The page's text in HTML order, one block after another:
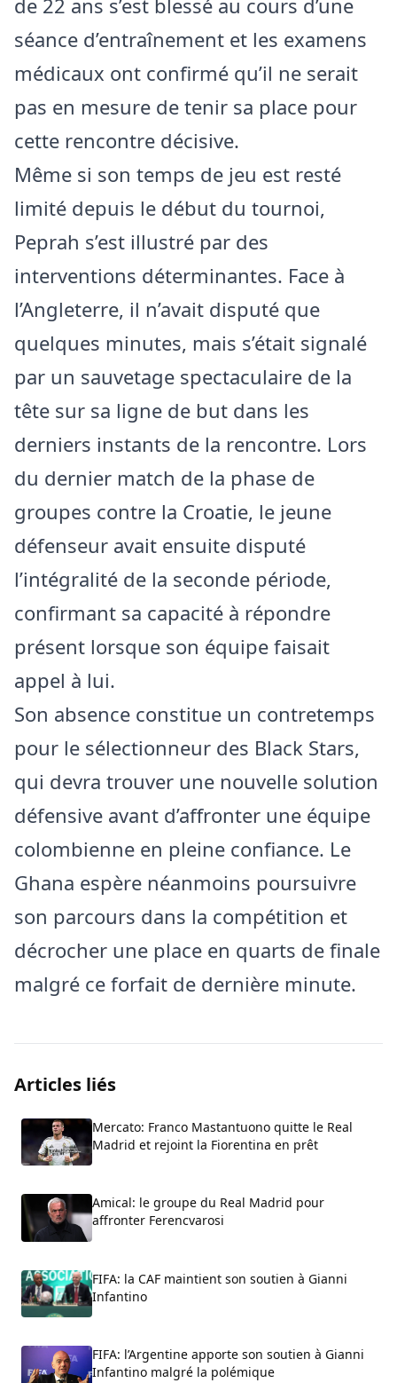
séance d’entraînement et les examens
médicaux ont confirmé qu’il ne serait
pas en mesure de tenir sa place pour
cette rencontre décisive.
Même si son temps de jeu est resté
limité depuis le début du tournoi,
Peprah s’est illustré par des
interventions déterminantes. Face à
l’Angleterre, il n’avait disputé que
quelques minutes, mais s’était signalé
par un sauvetage spectaculaire de la
tête sur sa ligne de but dans les
derniers instants de la rencontre. Lors
du dernier match de la phase de
groupes contre la Croatie, le jeune
défenseur avait ensuite disputé
l’intégralité de la seconde période,
confirmant sa capacité à répondre
présent lorsque son équipe faisait
appel à lui.
Son absence constitue un contretemps
pour le sélectionneur des Black Stars,
qui devra trouver une nouvelle solution
défensive avant d’affronter une équipe
colombienne en pleine confiance. Le
Ghana espère néanmoins poursuivre
son parcours dans la compétition et
décrocher une place en quarts de finale
malgré ce forfait de dernière minute.
Articles liés
Mercato: Franco Mastantuono quitte le Real
Madrid et rejoint la Fiorentina en prêt
Amical: le groupe du Real Madrid pour
affronter Ferencvarosi
FIFA: la CAF maintient son soutien à Gianni
Infantino
FIFA: l’Argentine apporte son soutien à Gianni
Infantino malgré la polémique